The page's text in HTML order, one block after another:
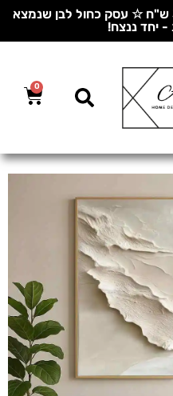
☆ משלוח חינם בקנייה מעל 300 ש"ח ☆ עסק כחול לבן שנמצא
- יחד ננצח!
0